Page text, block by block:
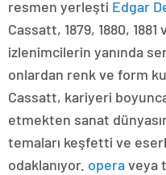
resmen yerleşti Edgar
Cassatt, 1879, 1880, 1881
izlenimcilerin yanında
onlardan renk ve form
Cassatt, kariyeri
etmekten sanat
temaları keşfetti ve
odaklanıyor. operaveya